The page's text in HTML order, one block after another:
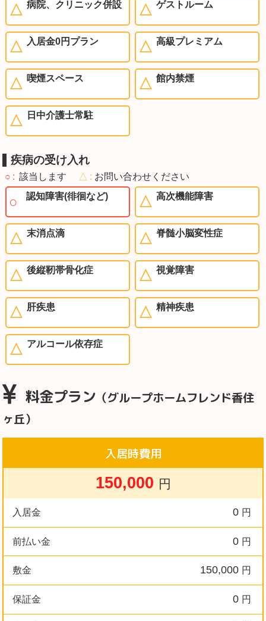
病院、クリニック併設 ゲストルーム
入居金0円プラン 高級プレミアム
喫煙スペース 館内禁煙
日中介護士常駐
疾病の受け入れ
○ 該当します △
お問い合わせください
認知障害(徘徊など)
高次機能障害
末消点滴 脊髄小脳変性症
後縦靭帯骨化症 視覚障害
肝疾患 精神疾患
アルコール依存症
料金プラン （グループホームフレンド香住
ヶ丘）
入居時費用
150,000 円
入居金 0 円
前払い金 0 円
敷金 150,000 円
保証金 0 円